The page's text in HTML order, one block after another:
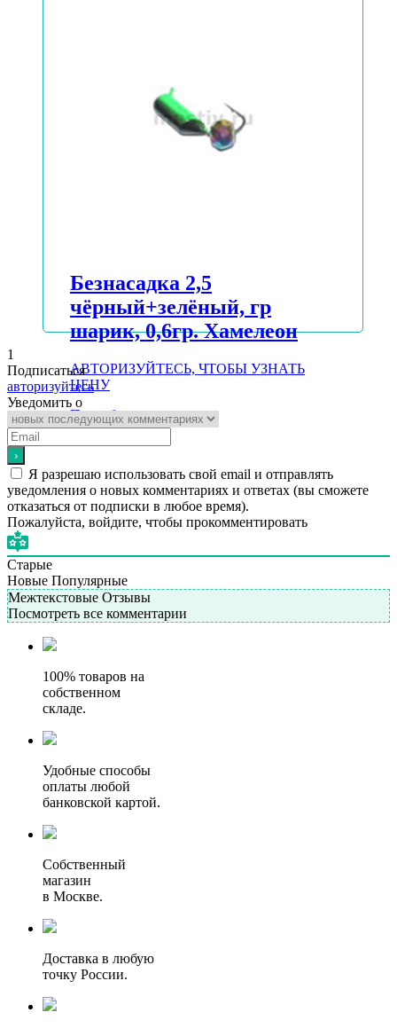
Безнасадка 2,5
чёрный+зелёный, гр
шарик, 0,6гр. Хамелеон
АВТОРИЗУЙТЕСЬ, ЧТОБЫ УЗНАТЬ
ЦЕНУ
Подробнее
1
Подписаться
авторизуйтесь
Уведомить о
Я разрешаю использовать свой email и отправлять
уведомления о новых комментариях и ответах (вы cможете
отказаться от подписки в любое время).
Пожалуйста, войдите, чтобы прокомментировать
Старые
Новые Популярные
Межтекстовые Отзывы
Посмотреть все комментарии
100% товаров на
собственном
складе.
Удобные способы
оплаты любой
банковской картой.
Собственный
магазин
в Москве.
Доставка в любую
точку России.